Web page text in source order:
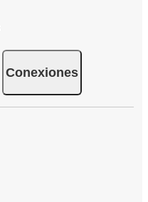
Conexiones